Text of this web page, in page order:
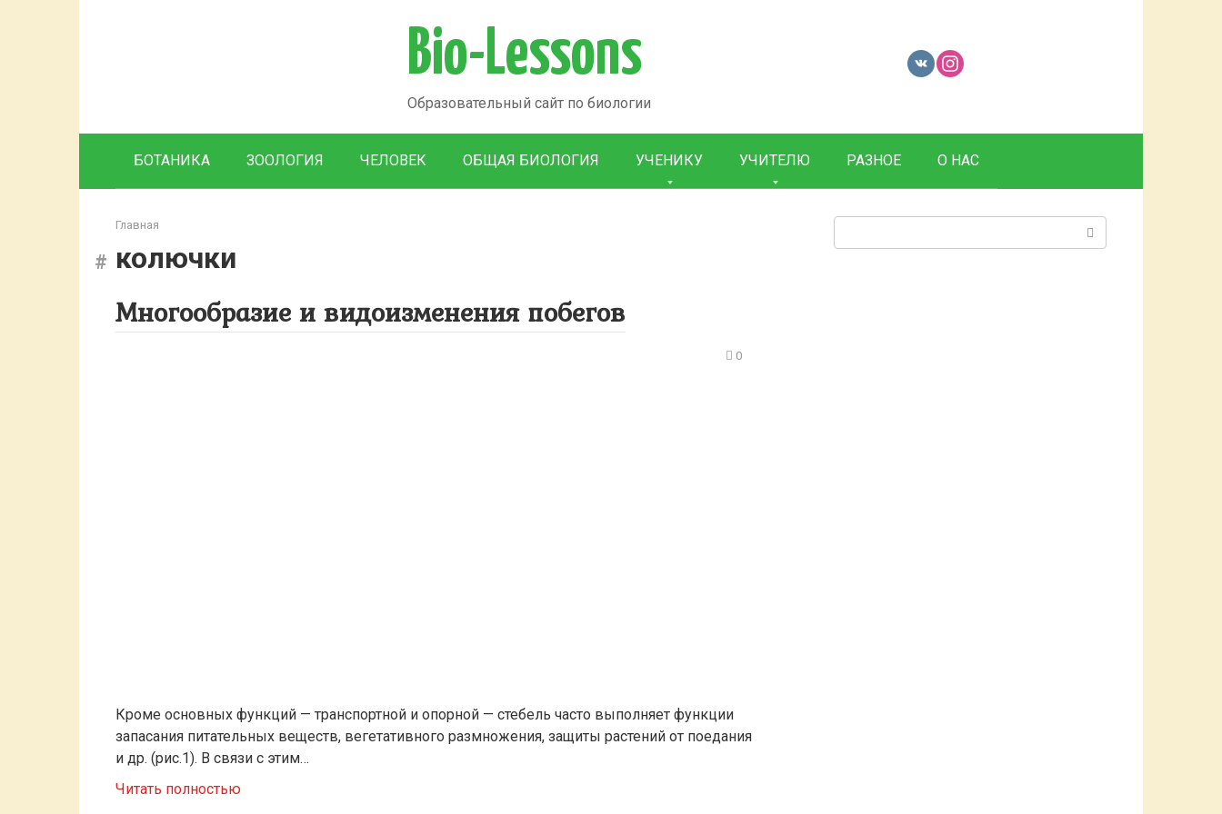
Bio-Lessons
Образовательный сайт по биологии
БОТАНИКА ЗООЛОГИЯ ЧЕЛОВЕК ОБЩАЯ БИОЛОГИЯ УЧЕНИКУ УЧИТЕЛЮ РАЗНОЕ О НАС
Главная
колючки
Многообразие и видоизменения побегов
0
Кроме основных функций — транспортной и опорной — стебель часто выполняет функции
запасания питательных веществ, вегетативного размножения, защиты растений от поедания
и др. (рис.1). В связи с этим…
Читать полностью